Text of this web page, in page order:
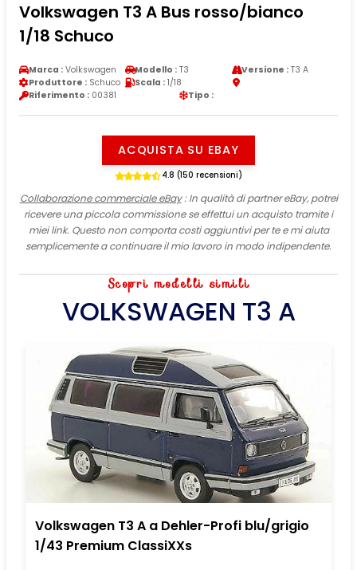
Volkswagen T3 A Bus rosso/bianco
1/18 Schuco
Marca : Volkswagen Modello : T3 Versione :T3 A
Produttore : Schuco Scala : 1/18
Riferimento : 00381 Tipo :
ACQUISTA SU EBAY
4.8 (150 recensioni)
Collaborazione commerciale eBay: In qualità di partner eBay, potrei
ricevere una piccola commissione se effettui un acquisto tramite i
miei link. Questo non comporta costi aggiuntivi per te e mi aiuta
semplicemente a continuare il mio lavoro in modo indipendente.
Scopri modelli simili
VOLKSWAGEN T3 A
Volkswagen T3 A a Dehler-Profi blu/grigio
1/43 Premium ClassiXXs